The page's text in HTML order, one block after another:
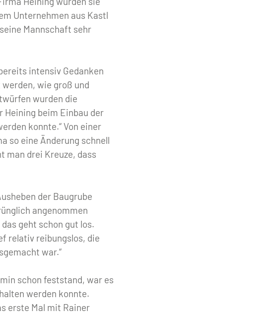
Unternehmen aus Kastl
Mannschaft sehr
intensiv Gedanken
wie groß und
wurden die
Heining beim Einbau der
konnte.“ Von einer
so eine Änderung schnell
man drei Kreuze, dass
der Baugrube
angenommen
geht schon gut los.
relativ reibungslos, die
war.“
schon feststand, war es
werden konnte.
erste Mal mit Rainer